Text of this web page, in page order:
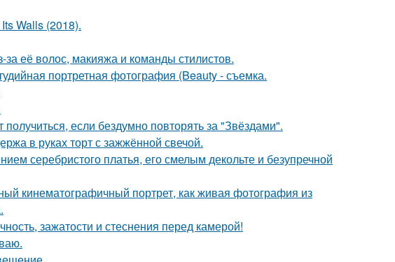
Walls (2018).
её волос, макияжа и команды стилистов.
портретная фотография (Beauty - съемка.
если бездумно повторять за "Звёздами".
в руках торт с зажжённой свечой.
серебристого платья, его смелым декольте и безупречной
кинематографичный портрет, как живая фотография из
зажатости и стеснения перед камерой!